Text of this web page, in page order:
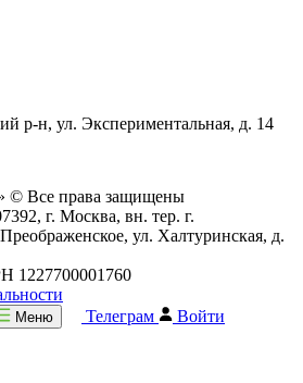
р-н, ул. Экспериментальная, д. 14
Все права защищены
г. Москва, вн. тер. г.
ул. Халтуринская, д.
1227700001760
Меню Телеграм Войти